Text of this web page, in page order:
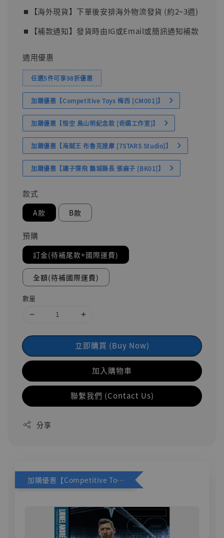
⏹︎【海外現貨】下單後安排海外物流發貨 (約2~3週)
⏹︎【補款通知】發貨時由IG或Email或簡訊通知補款
適用優惠
任選5件可享98折優惠
加購優惠【Competitive Toys 梅西 [CM001]】
加購優惠【悟空 鳥山明紀念款 [奇蹟工作室]】
加購優惠【海賊王 布魯克達摩 [7STARS Studio]】
加購優惠【讓子彈飛 鵝城縣長 張麻子 [BK01]】
款式
A款 B款
預購
訂金(待補尾款+國際運費)
全額(待補國際運費)
數量
立即購買 (Buy Now)
加入購物車
聯繫我們 (Contact Us)
分享
加購優惠【Competitive Toys 梅西 [CM001]】